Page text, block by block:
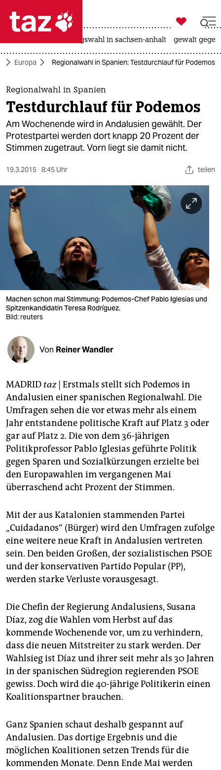
 taz zahl ich
taz zahl ich
themen
politik
öko
gesellschaft
sport
berlin
nord
wahrheit
verlag
verlag
shop
fragen & hilfe
unterstützen
abo
genossenschaft
epaper login

taz zahl ich
landtagswahl in sachsen-anhalt gewalt
Europa Regionalwahl in Spanien: Testdurchlauf für Podemos
Regionalwahl in Spanien
Testdurchlauf für Podemos
Am Wochenende wird in Andalusien gewählt. Der
Protestpartei werden dort knapp 20 Prozent der
Stimmen zugetraut. Vorn liegt sie damit nicht.
19.3.2015 8:45 Uhr teilen
Machen schon mal Stimmung: Podemos-Chef Pablo Iglesias und
Spitzenkandidatin Teresa Rodríguez.
Bild: reuters
Von Reiner Wandler
MADRID taz| Erstmals stellt sich Podemos in
Andalusien einer spanischen Regionalwahl. Die
Umfragen sehen die vor etwas mehr als einem
Jahr entstandene politische Kraft auf Platz 3 oder
gar auf Platz 2. Die von dem 36-jährigen
Politikprofessor Pablo Iglesias geführte Politik
gegen Sparen und Sozialkürzungen erzielte bei
den Europawahlen im vergangenen Mai
überraschend acht Prozent der Stimmen.
Mit der aus Katalonien stammenden Partei
„Cuidadanos“ (Bürger) wird den Umfragen zufolge
eine weitere neue Kraft in Andalusien vertreten
sein. Den beiden Großen, der sozialistischen PSOE
und der konservativen Partido Popular (PP),
werden starke Verluste vorausgesagt.
Die Chefin der Regierung Andalusiens, Susana
Díaz, zog die Wahlen vom Herbst auf das
kommende Wochenende vor, um zu verhindern,
dass die neuen Mitstreiter zu stark werden. Der
Wahlsieg ist Díaz und ihrer seit mehr als 30 Jahren
in der spanischen Südregion regierenden PSOE
gewiss. Doch wird die 40-jährige Politikerin einen
Koalitionspartner brauchen.
Ganz Spanien schaut deshalb gespannt auf
Andalusien. Das dortige Ergebnis und die
möglichen Koalitionen setzen Trends für die
kommenden Monate. Denn Ende Mai werden